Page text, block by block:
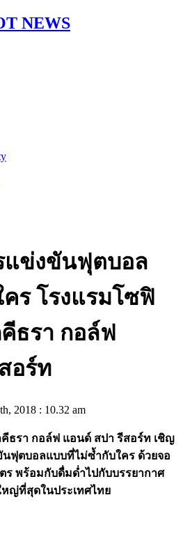
NEWS
แข่งขันฟุตบอล
ร โรงแรมโซฟิ
ธรา กอล์ฟ
อร์ท
2018 : 10.32 am
ธรา กอล์ฟ แอนด์ สปา รีสอร์ท เชิญ
ฟุตบอลแบบที่ไม่ซ้ำกับใคร ด้วยจอ
ร พร้อมกับดื่มด่ำไปกับบรรยากาศ
ญ่ที่สุดในประเทศไทย